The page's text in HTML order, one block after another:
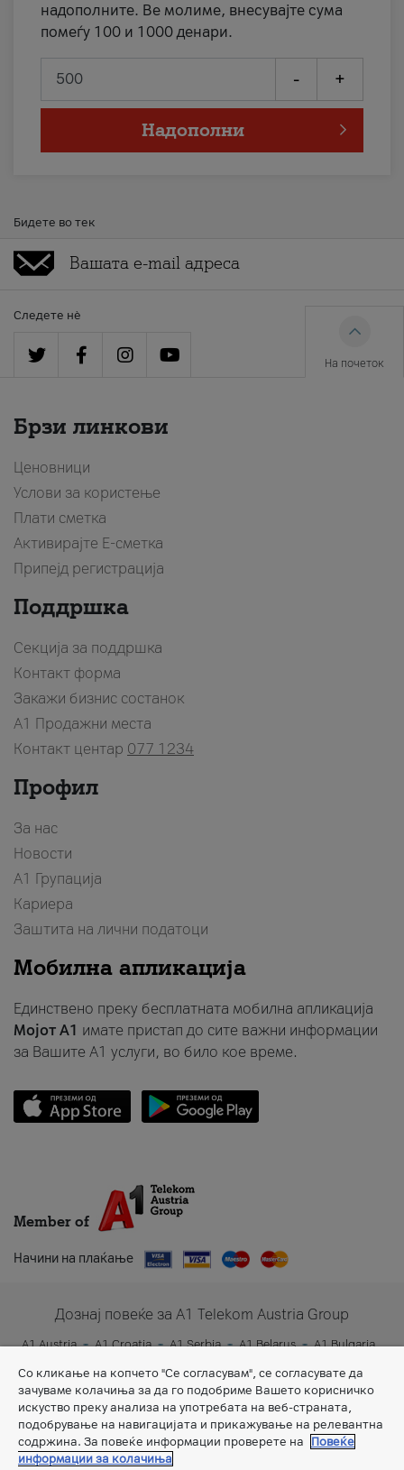
надополните. Ве молиме, внесувајте сума
помеѓу 100 и 1000 денари.
- +
Надополни
Бидете во тек
Следете нè
На почеток
Брзи линкови
Ценовници
Услови за користење
Плати сметка
Активирајте Е-сметка
Припејд регистрација
Поддршка
Секција за поддршка
Контакт форма
Закажи бизнис состанок
A1 Продажни места
Контакт центар 077 1234
Профил
За нас
Новости
А1 Групација
Кариера
Заштита на лични податоци
Мобилна апликација
Единствено преку бесплатната мобилна апликација
Мојот A1 имате пристап до сите важни информации
за Вашите A1 услуги, во било кое време.
Member of
Начини на плаќање
Дознај повеќе за A1 Telekom Austria Group
A1 Austria A1 Croatia A1 Serbia A1 Belarus
A1 Bulgaria
A1 Slovenia
A1 Digital
Со кликање на копчето "Се согласувам", се согласувате да
зачуваме колачиња за да го подобриме Вашето корисничко
искуство преку анализа на употребата на веб-страната,
подобрување на навигацијата и прикажување на релевантна
содржина. За повеќе информации проверете на
Повеќе
информации за колачиња